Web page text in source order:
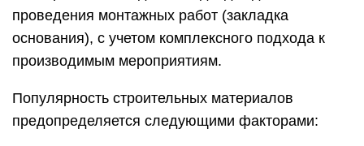
проведения монтажных работ (закладка
основания), с учетом комплексного подхода к
производимым мероприятиям.
Популярность строительных материалов
предопределяется следующими факторами: